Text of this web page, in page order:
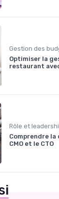
Optimiser la
restaurant
Comprendre la
CMO et le CTO